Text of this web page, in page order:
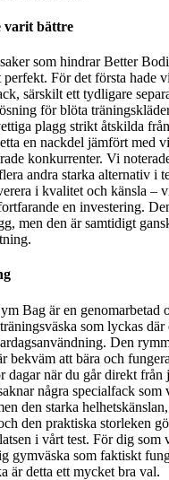
varit bättre
som hindrar Better
perfekt. För det första hade
särskilt ett tydligare
för blöta
plagg strikt åtskilda
en nackdel jämfört med
konkurrenter. Vi
andra starka alternativ i
i kvalitet och känsla –
en investering.
men den är samtidigt
Bag är en genomarbetad
som lyckas där
Den
bekväm att bära och
dagar när du går direkt från
några specialfack som
den starka
den praktiska storleken
i vårt test. För dig som
gymväska som faktiskt
är detta ett mycket bra val.